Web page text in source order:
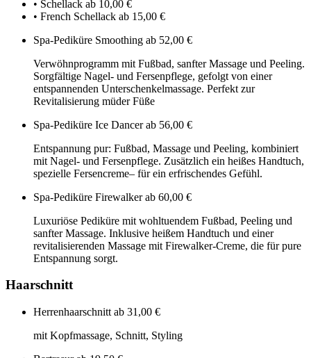
• Schellack ab 10,00 €
• French Schellack ab 15,00 €
Spa-Pediküre Smoothing ab 52,00 €
Verwöhnprogramm mit Fußbad, sanfter Massage und Peeling.
Sorgfältige Nagel- und Fersenpflege, gefolgt von einer
entspannenden Unterschenkelmassage. Perfekt zur
Revitalisierung müder Füße
Spa-Pediküre Ice Dancerab 56,00 €
Entspannung pur: Fußbad, Massage und Peeling, kombiniert
mit Nagel- und Fersenpflege. Zusätzlich ein heißes Handtuch,
spezielle Fersencreme– für ein erfrischendes Gefühl.
Spa-Pediküre Firewalkerab 60,00 €
Luxuriöse Pediküre mit wohltuendem Fußbad, Peeling und
sanfter Massage. Inklusive heißem Handtuch und einer
revitalisierenden Massage mit Firewalker-Creme, die für pure
Entspannung sorgt.
Haarschnitt
Herrenhaarschnitt ab 31,00 €
mit Kopfmassage, Schnitt, Styling